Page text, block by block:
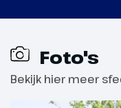
Foto's
Bekijk hier meer